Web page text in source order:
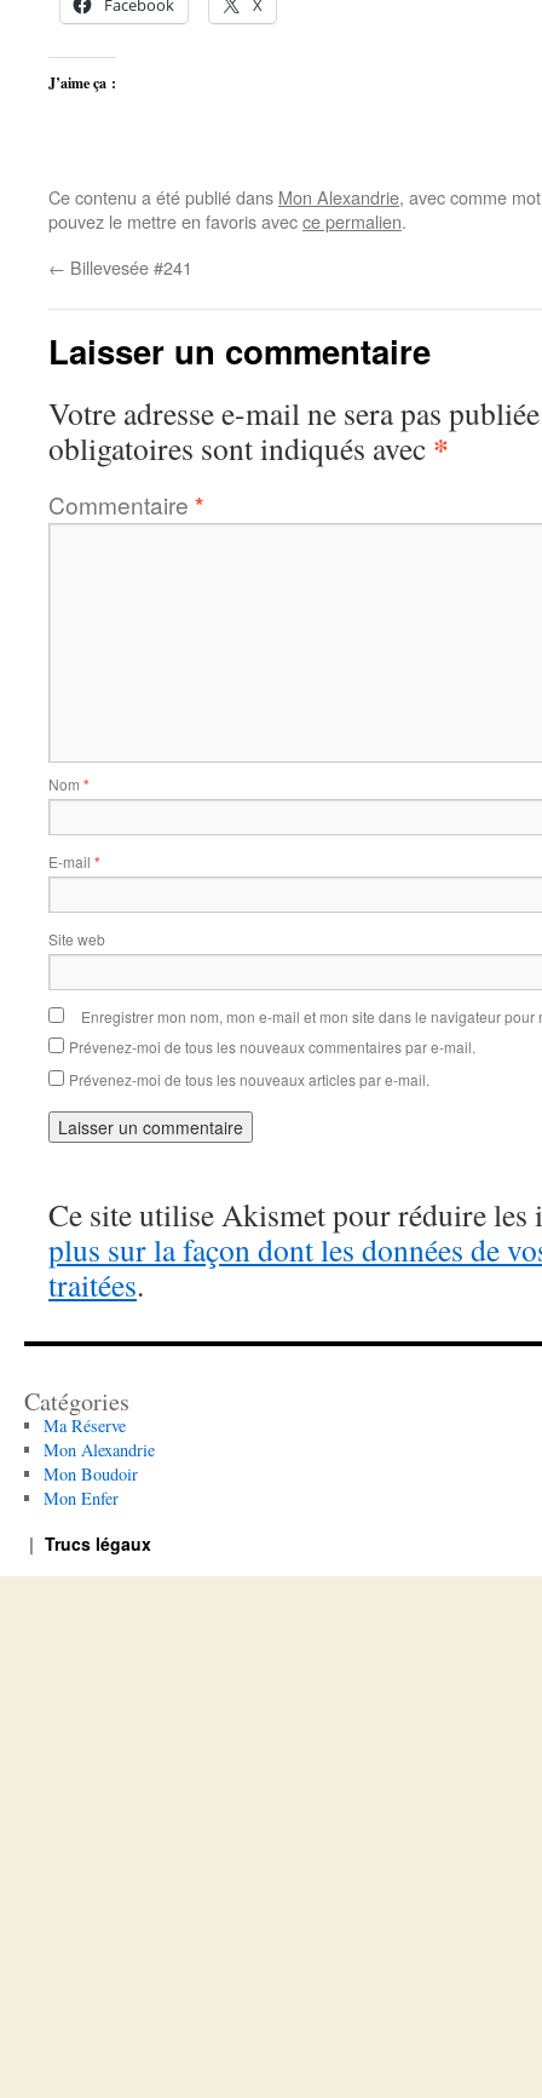
Facebook X
J’aime ça :
Ce contenu a été publié dans Mon Alexandrie, avec comme
pouvez le mettre en favoris avecce permalien.
← Billevesée #241
Laisser un commentaire
Votre adresse e-mail ne sera pas
obligatoires sont indiqués avec *
Commentaire *
Nom *
E-mail *
Site web
Enregistrer mon nom, mon e-mail et mon site dans le navigateur
Prévenez-moi de tous les nouveaux commentaires par e-mail.
Prévenez-moi de tous les nouveaux articles par e-mail.
Ce site utilise Akismet pour réduire les
plus sur la façon dont les données de
traitées.
Catégories
Ma Réserve
Mon Alexandrie
Mon Boudoir
Mon Enfer
Trucs légaux